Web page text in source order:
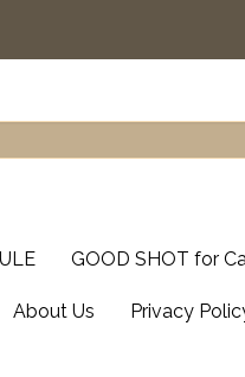
GOOD SHOT for
About Us Privacy